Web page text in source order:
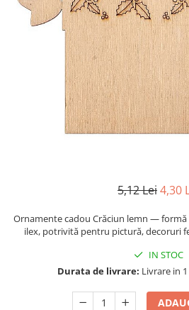
Mijloace de transport
Seturi figurine diverse
Forme vintage
Ornamente si scrapbooking
Scrapbooking
5,12 Lei4,30
Ornamente cadou Crăciun lemn —
ilex, potrivită pentru pictură, decoruri
IN STOC
Durata de livrare: Livrare in